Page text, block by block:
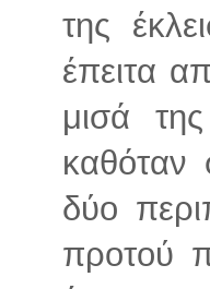
της
έπειτα
μισά
δύο
προτού